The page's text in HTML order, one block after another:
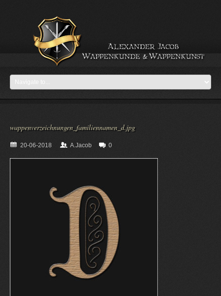
wappenverzeichnungen_familiennamen_d.jpg
20-06-2018 A.Jacob 0